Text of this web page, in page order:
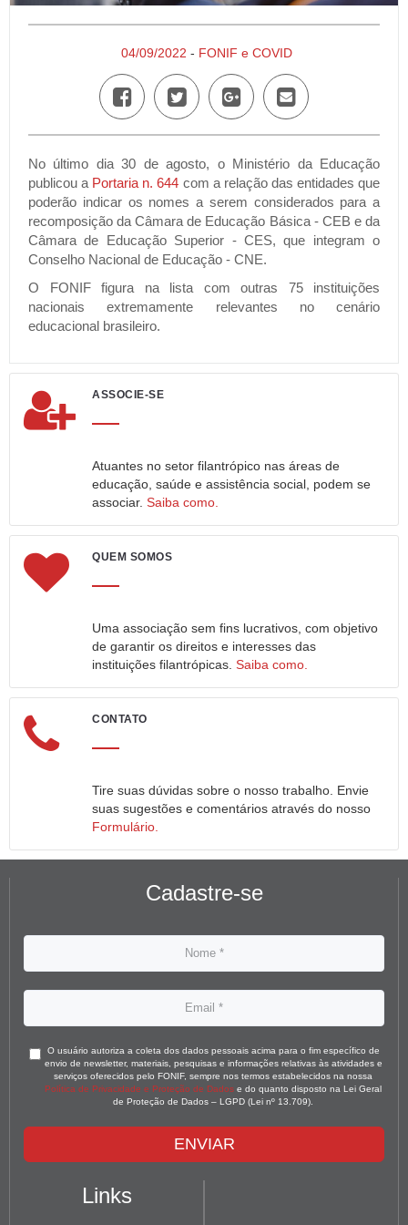
04/09/2022 - FONIF e COVID
No último dia 30 de agosto, o Ministério da Educação
publicou a Portaria n. 644 com a relação das entidades que
poderão indicar os nomes a serem considerados para a
recomposição da Câmara de Educação Básica - CEB e da
Câmara de Educação Superior - CES, que integram o
Conselho Nacional de Educação - CNE.
O FONIF figura na lista com outras 75 instituições
nacionais extremamente relevantes no cenário
educacional brasileiro.
ASSOCIE-SE
Atuantes no setor filantrópico nas áreas de
educação, saúde e assistência social, podem se
associar. Saiba como.
QUEM SOMOS
Uma associação sem fins lucrativos, com objetivo
de garantir os direitos e interesses das
instituições filantrópicas. Saiba como.
CONTATO
Tire suas dúvidas sobre o nosso trabalho. Envie
suas sugestões e comentários através do nosso
Formulário.
Cadastre-se
O usuário autoriza a coleta dos dados pessoais acima para o fim específico de
envio de newsletter, materiais, pesquisas e informações relativas às atividades e
serviços oferecidos pelo FONIF, sempre nos termos estabelecidos na nossa
Política de Privacidade e Proteção de Dados e do quanto disposto na Lei Geral
de Proteção de Dados – LGPD (Lei nº 13.709).
ENVIAR
Links